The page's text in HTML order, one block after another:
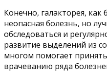
Конечно, галакторея,
неопасная болезнь, но
обследоваться и
развитие выделений из
многом помогает
врачеванию ряда